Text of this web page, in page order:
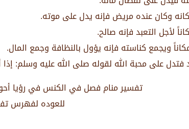
وكان عنده مريض فإنه يدل على موته.
لأجل التعبد فإنه صالح.
ويجمع كناسته فإنه يؤول بالنظافة وجمع المال.
على محبة الله لقوله صلى الله عليه وسلم:
تفسير منام فصل في الكنس في رؤيا
للعوده لفهرس